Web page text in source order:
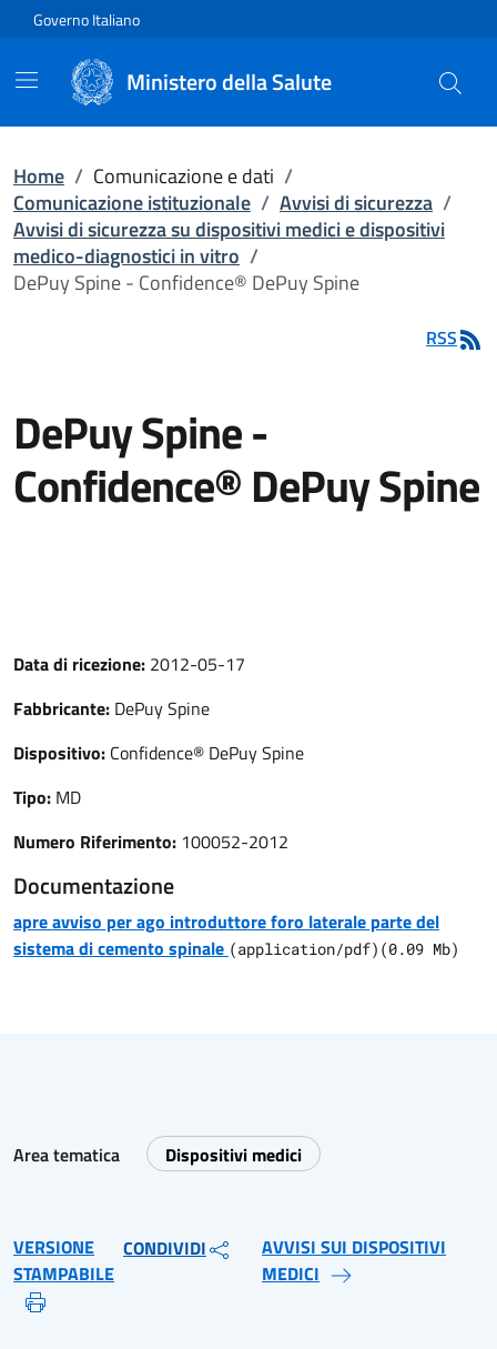
Vai direttamente al contenuto
Governo Italiano
Ministero della Salute
Home / Comunicazione e dati /
Comunicazione istituzionale / Avvisi di sicurezza /
Avvisi di sicurezza su dispositivi medici e dispositivi
medico-diagnostici in vitro /
DePuy Spine - Confidence® DePuy Spine
RSS
DePuy Spine -
Confidence® DePuy Spine
Data di ricezione: 2012-05-17
Fabbricante: DePuy Spine
Dispositivo: Confidence® DePuy Spine
Tipo: MD
Numero Riferimento: 100052-2012
Documentazione
apre avviso per ago introduttore foro laterale parte del
sistema di cemento spinale (application/pdf) (0.09 Mb)
Area tematica Dispositivi medici
VERSIONE
STAMPABILE
CONDIVIDI
AVVISI SUI DISPOSITIVI
MEDICI